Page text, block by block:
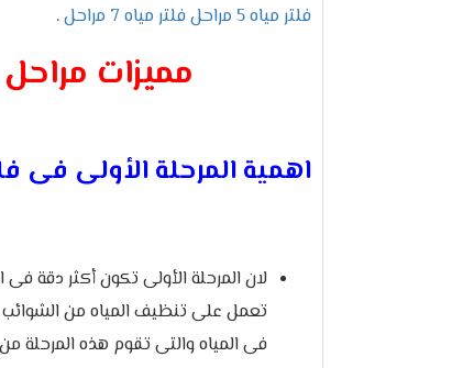
فلتر مياه 5 مراحل
فلتر مياه 7 مراحل .
مميزات مراحل
اهمية المرحلة الأولى فى
تعمل على تنظيف المياه من الشوائب
فى المياه والتى تقوم هذه المرحلة